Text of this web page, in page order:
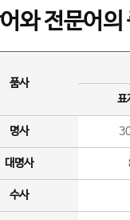
와 전문어의
품사
표
명사
대명사
수사